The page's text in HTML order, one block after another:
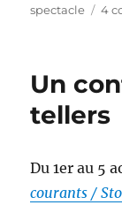
spectacle
4
Un
tellers
Du 1er au 5
courants /